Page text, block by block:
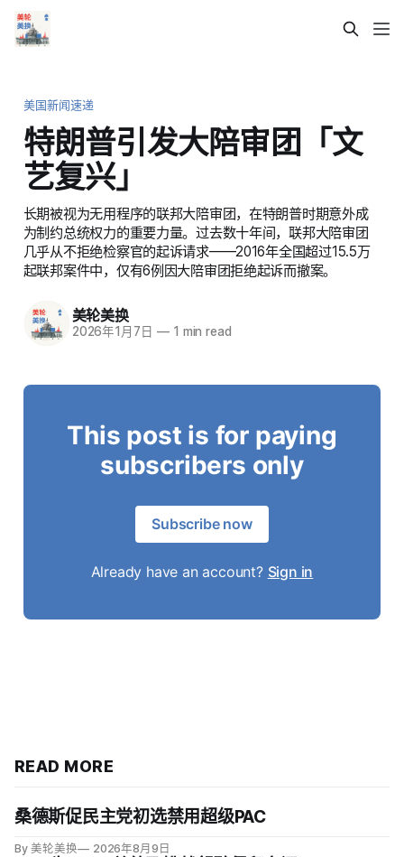
美国新闻速递
特朗普引发大陪审团「文
艺复兴」
长期被视为无用程序的联邦大陪审团，在特朗普时期意外成
为制约总统权力的重要力量。过去数十年间，联邦大陪审团
几乎从不拒绝检察官的起诉请求——2016年全国超过15.5万
起联邦案件中，仅有6例因大陪审团拒绝起诉而撤案。
美轮美换
2026年1月7日 —1 min read
This post is for paying
subscribers only
Subscribe now
Already have an account? Sign in
READ MORE
桑德斯促民主党初选禁用超级PAC
By 美轮美换 2026年8月9日